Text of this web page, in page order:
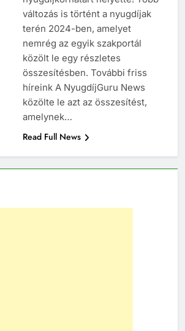
változás is történt a nyugdíjak
terén 2024-ben, amelyet
nemrég az egyik szakportál
közölt le egy részletes
összesítésben. További friss
híreink A NyugdíjGuru News
közölte le azt az összesítést,
amelynek…
Read Full News